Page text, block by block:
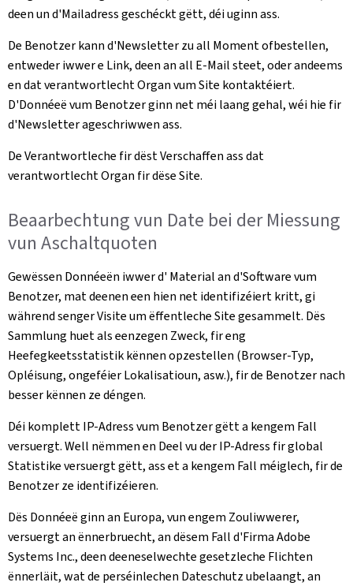
deen un d'Mailadress geschéckt gëtt, déi uginn ass.
De Benotzer kann d'Newsletter zu all Moment ofbestellen,
entweder iwwer e Link, deen an all E-Mail steet, oder andeems
en dat verantwortlecht Organ vum Site kontaktéiert.
D'Donnéeë vum Benotzer ginn net méi laang gehal, wéi hie fir
d'Newsletter ageschriwwen ass.
De Verantwortleche fir dëst Verschaffen ass dat
verantwortlecht Organ fir dëse Site.
Beaarbechtung vun Date bei der Miessung
vun Aschaltquoten
Gewëssen Donnéeën iwwer d' Material an d'Software vum
Benotzer, mat deenen een hien net identifizéiert kritt, gi
während senger Visite um ëffentleche Site gesammelt. Dës
Sammlung huet als eenzegen Zweck, fir eng
Heefegkeetsstatistik kënnen opzestellen (Browser-Typ,
Opléisung, ongeféier Lokalisatioun, asw.), fir de Benotzer nach
besser kënnen ze déngen.
Déi komplett IP-Adress vum Benotzer gëtt a kengem Fall
versuergt. Well nëmmen en Deel vu der IP-Adress fir global
Statistike versuergt gëtt, ass et a kengem Fall méiglech, fir de
Benotzer ze identifizéieren.
Dës Donnéeë ginn an Europa, vun engem Zouliwwerer,
versuergt an ënnerbruecht, an dësem Fall d'Firma Adobe
Systems Inc., deen deeneselwechte gesetzleche Flichten
ënnerläit, wat de perséinlechen Dateschutz ubelaangt, an